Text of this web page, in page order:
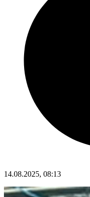
14.08.2025, 08:13